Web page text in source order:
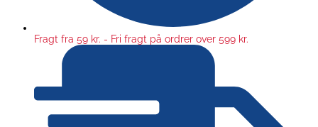
Fragt fra 59 kr. - Fri fragt på ordrer over 599 kr.